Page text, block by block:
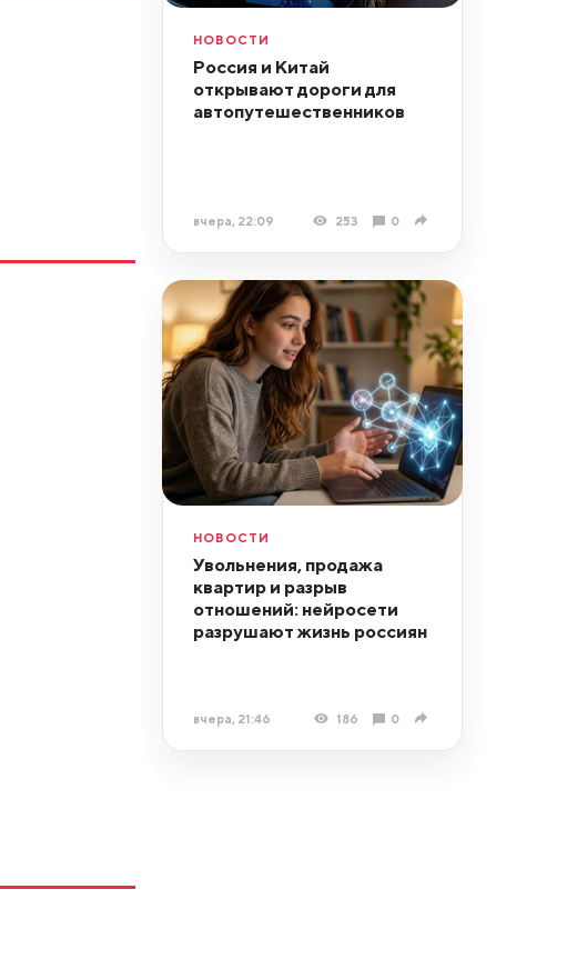
НОВОСТИ
Россия и Китай
открывают дороги для
автопутешественников
вчера, 22:09 253 0
НОВОСТИ
Увольнения, продажа
квартир и разрыв
отношений: нейросети
разрушают жизнь россиян
вчера, 21:46 186 0